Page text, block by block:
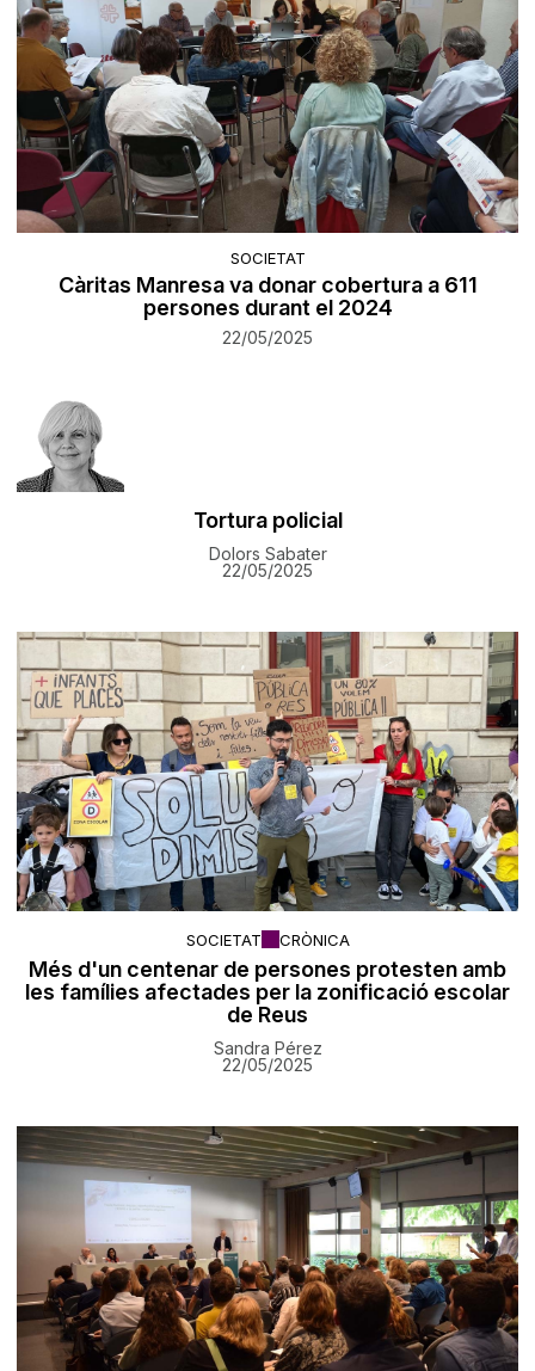
SOCIETAT
Càritas Manresa va donar cobertura a 611
persones durant el 2024
22/05/2025
Tortura policial
Dolors Sabater
22/05/2025
SOCIETAT CRÒNICA
Més d'un centenar de persones protesten amb
les famílies afectades per la zonificació escolar
de Reus
Sandra Pérez
22/05/2025